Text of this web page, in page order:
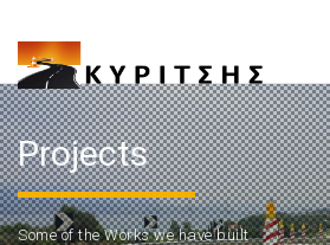
Projects
Some of the Works we have built